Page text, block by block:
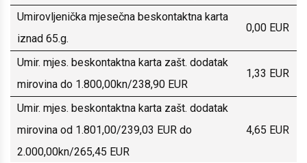
Umirovljenička mjesečna beskontaktna karta
iznad 65.g.
0,00 EUR
Umir. mjes. beskontaktna karta zašt. dodatak
mirovina do 1.800,00kn/238,90 EUR
1,33 EUR
Umir. mjes. beskontaktna karta zašt. dodatak
mirovina od 1.801,00/239,03 EUR do
2.000,00kn/265,45 EUR
4,65 EUR